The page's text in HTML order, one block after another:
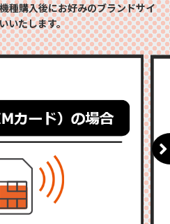
種購入後にお好みのブランドサイ
いたします。